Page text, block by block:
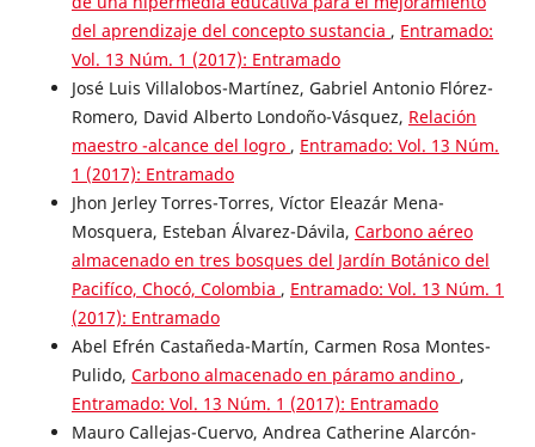
del aprendizaje del concepto sustancia , Entramado:
Vol. 13 Núm. 1 (2017): Entramado
José Luis Villalobos-Martínez, Gabriel Antonio Flórez-
Romero, David Alberto Londoño-Vásquez, Relación
maestro -alcance del logro , Entramado: Vol. 13 Núm.
1 (2017): Entramado
Jhon Jerley Torres-Torres, Víctor Eleazár Mena-
Mosquera, Esteban Álvarez-Dávila, Carbono aéreo
almacenado en tres bosques del Jardín Botánico del
Pacifíco, Chocó, Colombia , Entramado: Vol. 13 Núm. 1
(2017): Entramado
Abel Efrén Castañeda-Martín, Carmen Rosa Montes-
Pulido, Carbono almacenado en páramo andino ,
Entramado: Vol. 13 Núm. 1 (2017): Entramado
Mauro Callejas-Cuervo, Andrea Catherine Alarcón-